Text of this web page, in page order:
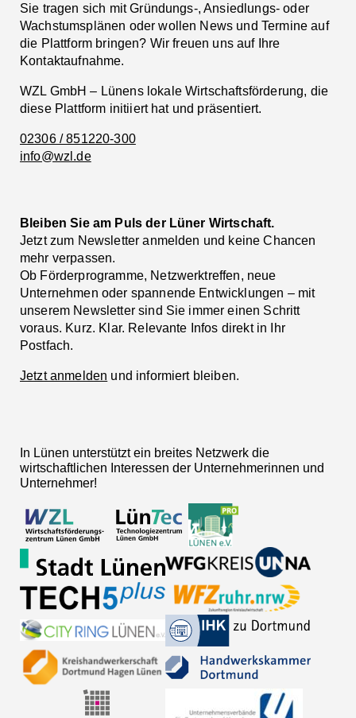
Sie tragen sich mit Gründungs-, Ansiedlungs- oder
Wachstumsplänen oder wollen News und Termine auf
die Plattform bringen? Wir freuen uns auf Ihre
Kontaktaufnahme.
WZL GmbH – Lünens lokale Wirtschaftsförderung, die
diese Plattform initiiert hat und präsentiert.
02306 / 851220-300
info@wzl.de
Bleiben Sie am Puls der Lüner Wirtschaft.
Jetzt zum Newsletter anmelden und keine Chancen
mehr verpassen.
Ob Förderprogramme, Netzwerktreffen, neue
Unternehmen oder spannende Entwicklungen – mit
unserem Newsletter sind Sie immer einen Schritt
voraus. Kurz. Klar. Relevante Infos direkt in Ihr
Postfach.
Jetzt anmelden und informiert bleiben.
In Lünen unterstützt ein breites Netzwerk die
wirtschaftlichen Interessen der Unternehmerinnen und
Unternehmer!